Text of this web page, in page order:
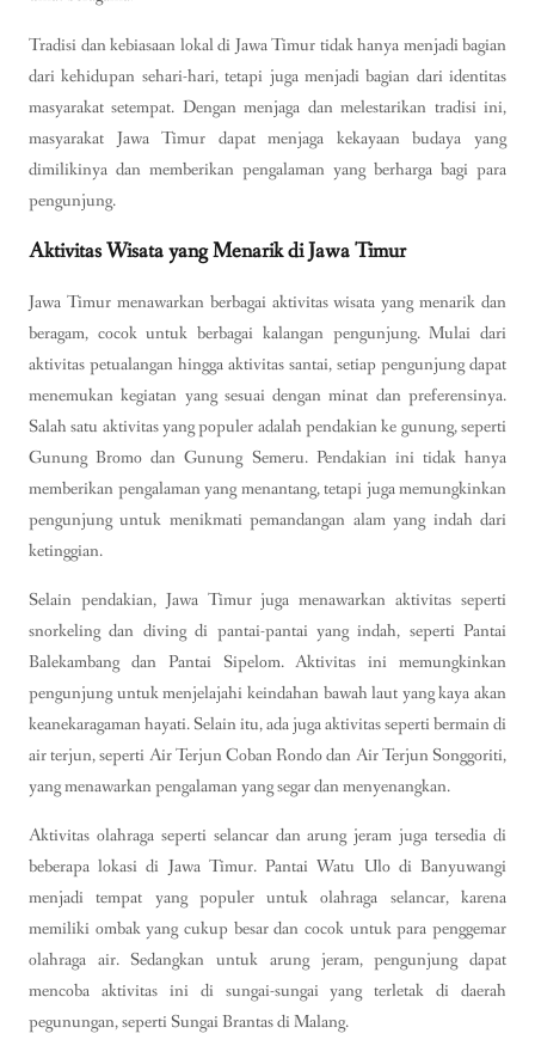
Tradisi dan kebiasaan lokal di Jawa Timur tidak hanya menjadi bagian
dari kehidupan sehari-hari, tetapi juga menjadi bagian dari identitas
masyarakat setempat. Dengan menjaga dan melestarikan tradisi ini,
masyarakat Jawa Timur dapat menjaga kekayaan budaya yang
dimilikinya dan memberikan pengalaman yang berharga bagi para
pengunjung.
Aktivitas Wisata yang Menarik di Jawa Timur
Jawa Timur menawarkan berbagai aktivitas wisata yang menarik dan
beragam, cocok untuk berbagai kalangan pengunjung. Mulai dari
aktivitas petualangan hingga aktivitas santai, setiap pengunjung dapat
menemukan kegiatan yang sesuai dengan minat dan preferensinya.
Salah satu aktivitas yang populer adalah pendakian ke gunung, seperti
Gunung Bromo dan Gunung Semeru. Pendakian ini tidak hanya
memberikan pengalaman yang menantang, tetapi juga memungkinkan
pengunjung untuk menikmati pemandangan alam yang indah dari
ketinggian.
Selain pendakian, Jawa Timur juga menawarkan aktivitas seperti
snorkeling dan diving di pantai-pantai yang indah, seperti Pantai
Balekambang dan Pantai Sipelom. Aktivitas ini memungkinkan
pengunjung untuk menjelajahi keindahan bawah laut yang kaya akan
keanekaragaman hayati. Selain itu, ada juga aktivitas seperti bermain di
air terjun, seperti Air Terjun Coban Rondo dan Air Terjun Songgoriti,
yang menawarkan pengalaman yang segar dan menyenangkan.
Aktivitas olahraga seperti selancar dan arung jeram juga tersedia di
beberapa lokasi di Jawa Timur. Pantai Watu Ulo di Banyuwangi
menjadi tempat yang populer untuk olahraga selancar, karena
memiliki ombak yang cukup besar dan cocok untuk para penggemar
olahraga air. Sedangkan untuk arung jeram, pengunjung dapat
mencoba aktivitas ini di sungai-sungai yang terletak di daerah
pegunungan, seperti Sungai Brantas di Malang.